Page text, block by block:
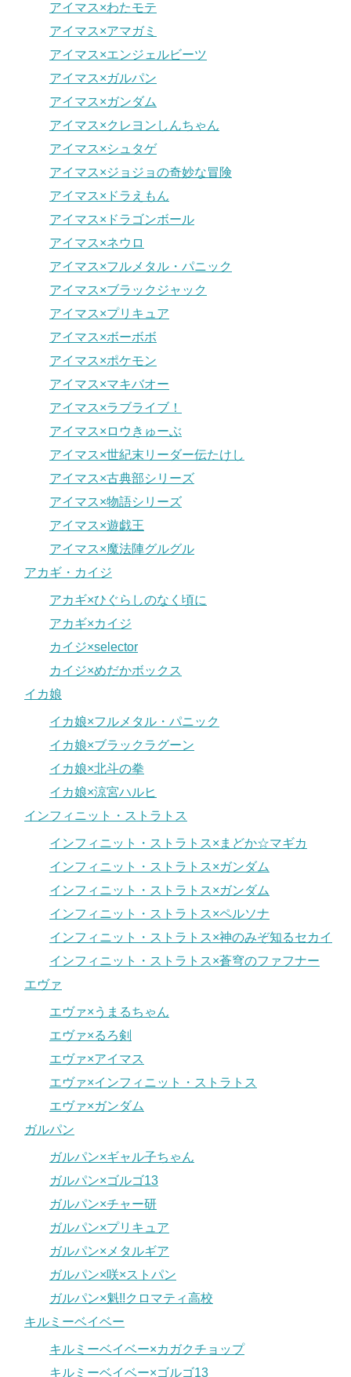
アイマス×わたモテ
アイマス×アマガミ
アイマス×エンジェルビーツ
アイマス×ガルパン
アイマス×ガンダム
アイマス×クレヨンしんちゃん
アイマス×シュタゲ
アイマス×ジョジョの奇妙な冒険
アイマス×ドラえもん
アイマス×ドラゴンボール
アイマス×ネウロ
アイマス×フルメタル・パニック
アイマス×ブラックジャック
アイマス×プリキュア
アイマス×ボーボボ
アイマス×ポケモン
アイマス×マキバオー
アイマス×ラブライブ！
アイマス×ロウきゅーぶ
アイマス×世紀末リーダー伝たけし
アイマス×古典部シリーズ
アイマス×物語シリーズ
アイマス×遊戯王
アイマス×魔法陣グルグル
アカギ・カイジ
アカギ×ひぐらしのなく頃に
アカギ×カイジ
カイジ×selector
カイジ×めだかボックス
イカ娘
イカ娘×フルメタル・パニック
イカ娘×ブラックラグーン
イカ娘×北斗の拳
イカ娘×涼宮ハルヒ
インフィニット・ストラトス
インフィニット・ストラトス×まどか☆マギカ
インフィニット・ストラトス×ガンダム
インフィニット・ストラトス×ガンダム
インフィニット・ストラトス×ペルソナ
インフィニット・ストラトス×神のみぞ知るセカイ
インフィニット・ストラトス×蒼穹のファフナー
エヴァ
エヴァ×うまるちゃん
エヴァ×るろ剣
エヴァ×アイマス
エヴァ×インフィニット・ストラトス
エヴァ×ガンダム
ガルパン
ガルパン×ギャル子ちゃん
ガルパン×ゴルゴ13
ガルパン×チャー研
ガルパン×プリキュア
ガルパン×メタルギア
ガルパン×咲×ストパン
ガルパン×魁!!クロマティ高校
キルミーベイベー
キルミーベイベー×カガクチョップ
キルミーベイベー×ゴルゴ13